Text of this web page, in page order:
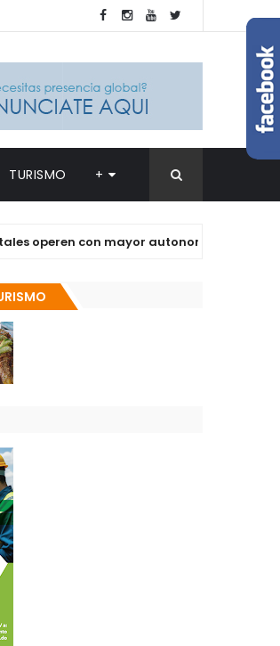
TURISMO +
con mayor autonomía en los próximos